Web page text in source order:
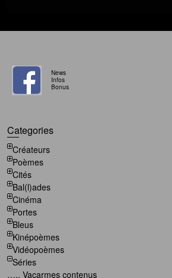
News
Infos
Bonus
Categories
Créateurs
Poèmes
Cités
Bal(l)ades
Cinéma
Portes
Bleus
Kinépoèmes
Vidéopoèmes
Séries
….. Vacarmes contenus